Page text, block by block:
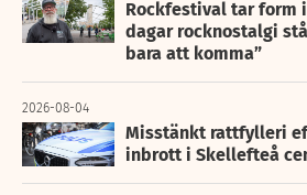
Rockfestival tar form
dagar rocknostalgi
bara att komma”
2026-08-04
Misstänkt rattfylleri
inbrott i Skellefteå